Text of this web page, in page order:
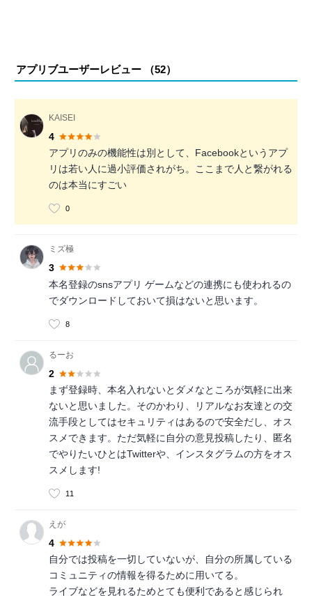
アプリブユーザーレビュー （52）
KAISEI
4
アプリのみの機能性は別として、Facebookというアプ
リは若い人に過小評価されがち。ここまで人と繋がれる
のは本当にすごい
0
ミズ極
3
本名登録のsnsアプリ ゲームなどの連携にも使われるの
でダウンロードしておいて損はないと思います。
8
るーお
2
まず登録時、本名入れないとダメなところが気軽に出来
ないと思いました。そのかわり、リアルなお友達との交
流手段としてはセキュリティはあるので安全だし、オス
スメできます。ただ気軽に自分の意見投稿したり、匿名
でやりたいひとはTwitterや、インスタグラムの方をオス
スメします!
11
えが
4
自分では投稿を一切していないが、自分の所属している
コミュニティの情報を得るために用いてる。
ライブなどを見れるためとても便利であると感じられ